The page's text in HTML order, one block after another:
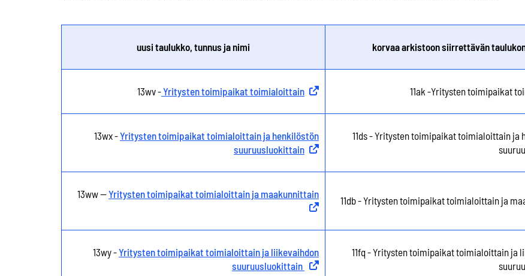
uusi taulukko, tunnus ja nimi korvaa arkistoon siirrettävän
13wv -Yritysten toimipaikat toimialoittain Ulkoinen linkki 11ak -Yritysten toimipaikat
13wx -Yritysten toimipaikat toimialoittain ja henkilöstön
suuruusluokittain Ulkoinen linkki
11ds - Yritysten toimipaikat toimialoittain ja
13ww --Yritysten toimipaikat toimialoittain ja maakunnittain
11db - Yritysten toimipaikat toimialoittain ja
13wy -Yritysten toimipaikat toimialoittain ja liikevaihdon
suuruusluokittain Ulkoinen linkki
11fq - Yritysten toimipaikat toimialoittain ja